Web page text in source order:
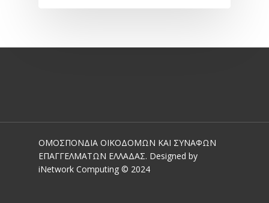
ΟΜΟΣΠΟΝΔΙΑ ΟΙΚΟΔΟΜΩΝ ΚΑΙ ΣΥΝΑΦΩΝ
ΕΠΑΓΓΕΛΜΑΤΩΝ ΕΛΛΑΔΑΣ. Designed by
iNetwork Computing © 2024